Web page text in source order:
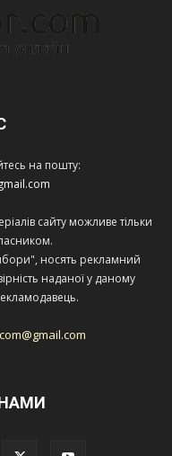
на пошту:
сайту можливе тільки
носять рекламний
наданої у даному